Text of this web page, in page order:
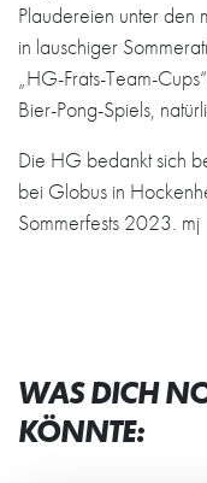
Plaudereien unter den
in lauschiger
„HG-Frats-Team-
Bier-Pong-Spiels,
Die HG bedankt sich
bei Globus in
Sommerfests 2023. mj
WAS DICH
KÖNNTE: